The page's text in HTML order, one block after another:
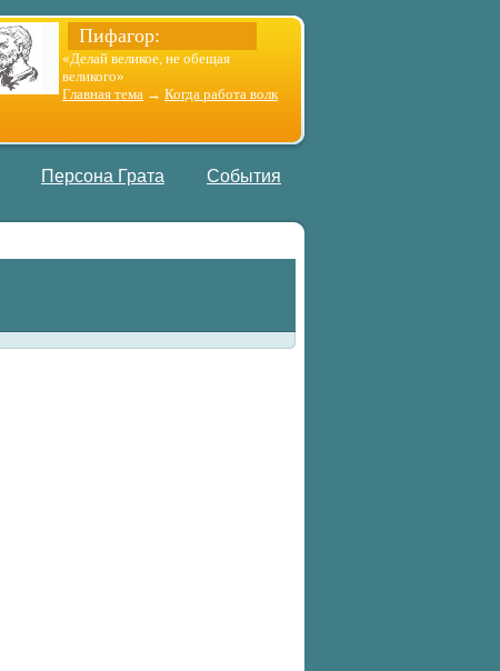
Пифагор:
«Делай великое, не обещая
великого»
Главная тема → Когда работа волк
Персона Грата События